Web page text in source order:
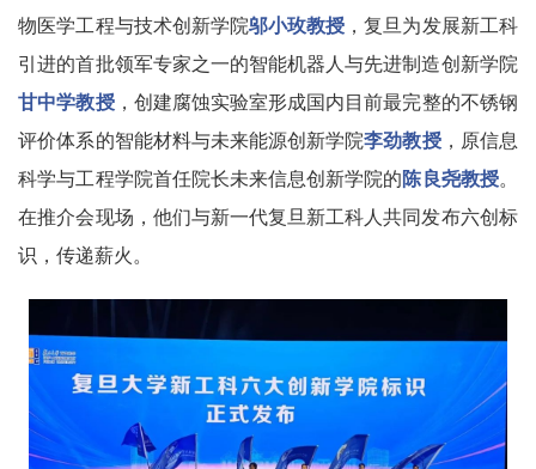
物医学工程与技术创新学院邬小玫教授 ，复旦为发展新工科
引进的首批领军专家之一的智能机器人与先进制造创新学院
甘中学教授，创建腐蚀实验室形成国内目前最完整的不锈钢
评价体系的智能材料与未来能源创新学院李劲教授，原信息
科学与工程学院首任院长未来信息创新学院的陈良尧教授。
在推介会现场，他们与新一代复旦新工科人共同发布六创标
识，传递薪火。